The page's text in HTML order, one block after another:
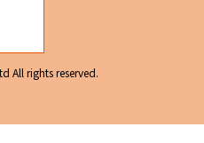
All rights reserved.